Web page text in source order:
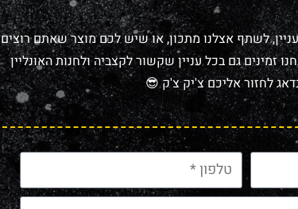
לשתף אצלנו מתכון, או שיש לכם מוצר שאתם רוצים
גם בכל עניין שקשור לקצביה ולחנות האונליין
לחזור אליכם צ'יק צ'ק 😎